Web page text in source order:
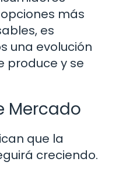
más
es
una evolución
produce y se
Mercado
que la
creciendo.